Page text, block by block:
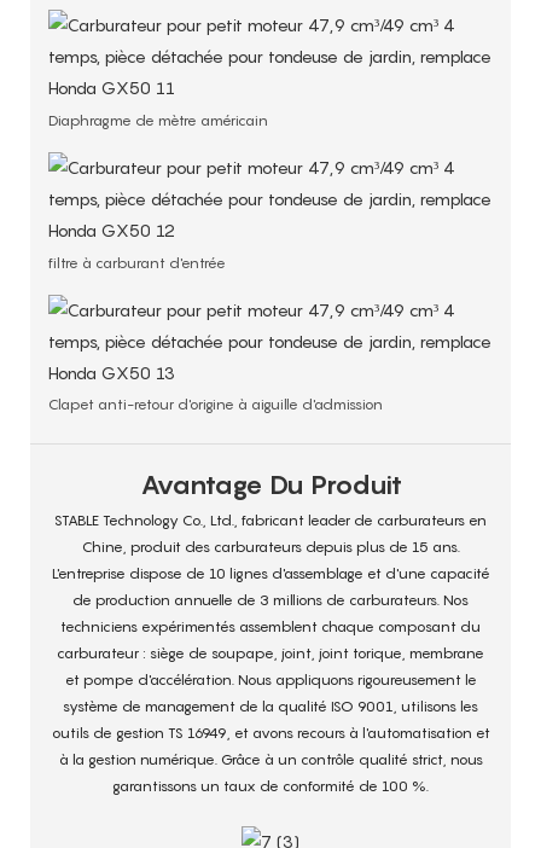
Diaphragme de mètre américain
filtre à carburant d'entrée
Clapet anti-retour d'origine à aiguille d'admission
Avantage Du Produit
STABLE Technology Co., Ltd., fabricant leader de carburateurs en
Chine, produit des carburateurs depuis plus de 15 ans.
L'entreprise dispose de 10 lignes d'assemblage et d'une capacité
de production annuelle de 3 millions de carburateurs. Nos
techniciens expérimentés assemblent chaque composant du
carburateur : siège de soupape, joint, joint torique, membrane
et pompe d'accélération. Nous appliquons rigoureusement le
système de management de la qualité ISO 9001, utilisons les
outils de gestion TS 16949, et avons recours à l'automatisation et
à la gestion numérique. Grâce à un contrôle qualité strict, nous
garantissons un taux de conformité de 100 %.